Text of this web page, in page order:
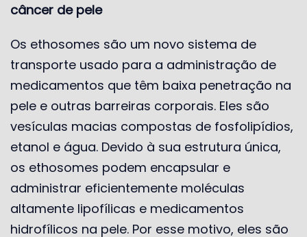
câncer de pele
Os ethosomes são um novo sistema de
transporte usado para a administração de
medicamentos que têm baixa penetração na
pele e outras barreiras corporais. Eles são
vesículas macias compostas de fosfolipídios,
etanol e água. Devido à sua estrutura única,
os ethosomes podem encapsular e
administrar eficientemente moléculas
altamente lipofílicas e medicamentos
hidrofílicos na pele. Por esse motivo, eles são